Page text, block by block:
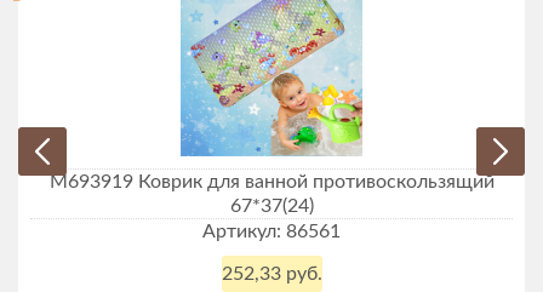
М693919 Коврик для ванной противоскользящий
67*37(24)
Артикул: 86561
252,33 руб.